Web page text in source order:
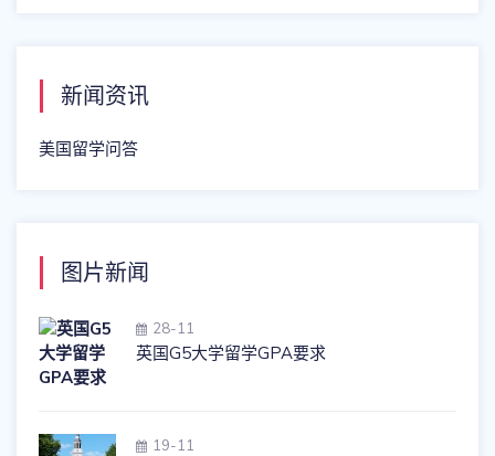
新闻资讯
美国留学问答
图片新闻
28-11
英国G5大学留学GPA要求
19-11